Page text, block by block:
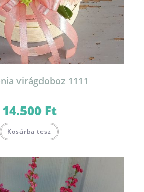
virágdoboz 1111
14.500 Ft
Kosárba tesz